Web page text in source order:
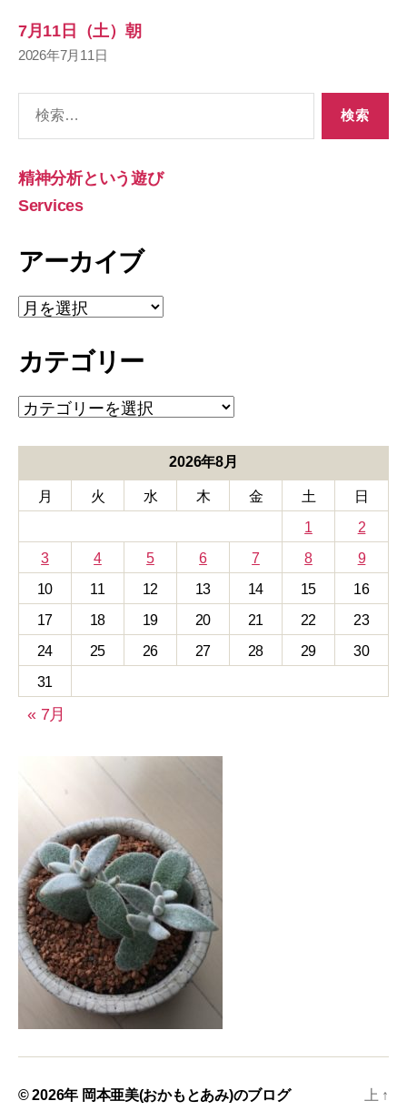
7月11日（土）朝
2026年7月11日
象:
精神分析という遊び
Services
アーカイブ
ア
ー
イ
カテゴリー
カ
テ
ー
2026年8月
月 火 水 木 金 土
日
1
2
3
4 5 6 7 8
9
10
11 12 13 14 15
16
17
18 19 20 21 22
23
24
25 26 27 28 29
30
31
« 7月
© 2026年 岡本亜美(おかもとあみ)のブログ 上 ↑